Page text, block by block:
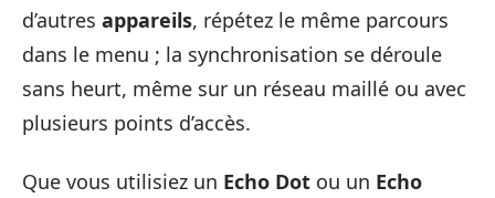
d’autres appareils, répétez le même parcours
dans le menu ; la synchronisation se déroule
sans heurt, même sur un réseau maillé ou avec
plusieurs points d’accès.
Que vous utilisiez un Echo Dot ou un Echo